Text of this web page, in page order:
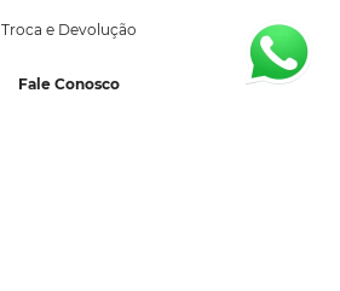
Troca e Devolução
Fale Conosco